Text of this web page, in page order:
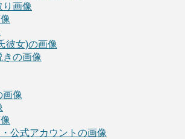
り画像
彼女)の画像
きの画像
画像
公式アカウントの画像